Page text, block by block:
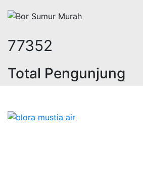
95370
Total Pengunjung